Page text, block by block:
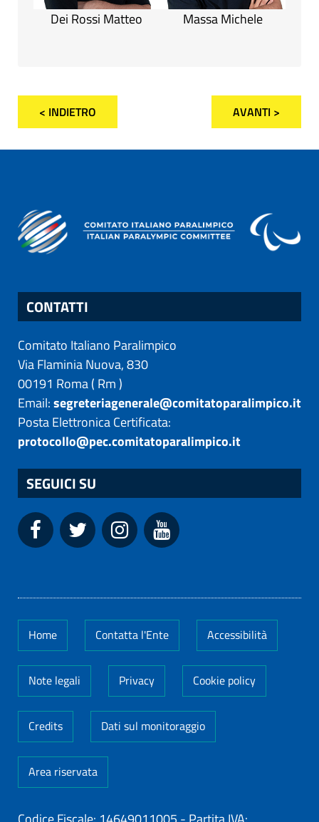
Dei Rossi Matteo Massa Michele
< INDIETRO AVANTI >
CONTATTI
Comitato Italiano Paralimpico
Via Flaminia Nuova, 830
00191 Roma( Rm)
Email:segreteriagenerale@comitatoparalimpico.it
Posta Elettronica Certificata:
protocollo@pec.comitatoparalimpico.it
SEGUICI SU
Home Contatta l'Ente Accessibilità
Note legali Privacy Cookie policy
Credits Dati sul monitoraggio
Area riservata